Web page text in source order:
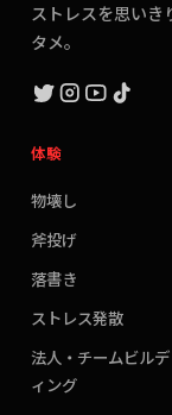
ストレスを思いき
タメ。
体験
物壊し
斧投げ
落書き
ストレス発散
法人・チームビルデ
ィング